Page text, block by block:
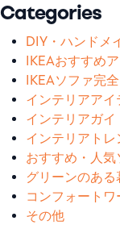
Categories
DIY・ハンドメ
IKEAおすすめ
IKEAソファ完
インテリアア
インテリアガイ
インテリアトレ
おすすめ・人気
グリーンのある
コンフォート
その他